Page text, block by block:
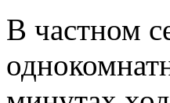
В частном